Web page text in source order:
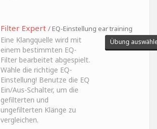
Filter Expert / EQ-Einstellung ear training
Eine Klangquelle wird mit
einem bestimmten EQ-
Filter bearbeitet abgespielt.
Wähle die richtige EQ-
Einstellung! Benutze die EQ
Ein/Aus-Schalter, um die
gefilterten und
ungefilterten Klänge zu
vergleichen.
Übung